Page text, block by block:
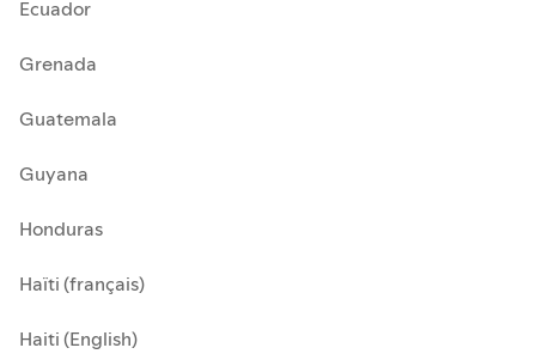
Ecuador
Grenada
Guatemala
Guyana
Honduras
Haïti (français)
Haiti (English)